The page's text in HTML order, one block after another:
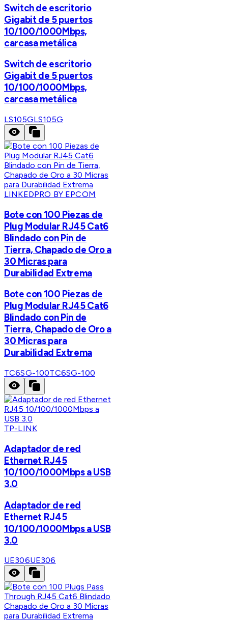
Switch de escritorio
Gigabit de 5 puertos
10/100/1000Mbps,
carcasa metálica
Switch de escritorio
Gigabit de 5 puertos
10/100/1000Mbps,
carcasa metálica
LS105GLS105G
LINKEDPRO BY EPCOM
Bote con 100 Piezas de
Plug Modular RJ45 Cat6
Blindado con Pin de
Tierra, Chapado de Oro a
30 Micras para
Durabilidad Extrema
Bote con 100 Piezas de
Plug Modular RJ45 Cat6
Blindado con Pin de
Tierra, Chapado de Oro a
30 Micras para
Durabilidad Extrema
TC6SG-100TC6SG-100
TP-LINK
Adaptador de red
Ethernet RJ45
10/100/1000Mbps a USB
3.0
Adaptador de red
Ethernet RJ45
10/100/1000Mbps a USB
3.0
UE306UE306